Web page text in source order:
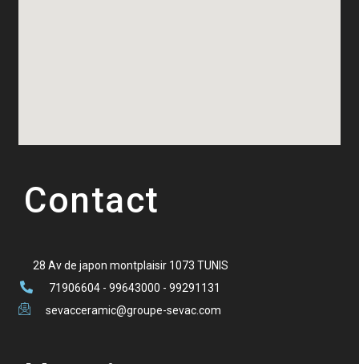
Contact
28 Av de japon montplaisir 1073 TUNIS
71906604 - 99643000 - 99291131
sevacceramic@groupe-sevac.com